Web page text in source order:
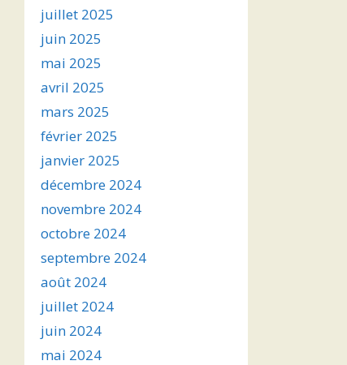
juillet 2025
juin 2025
mai 2025
avril 2025
mars 2025
février 2025
janvier 2025
décembre 2024
novembre 2024
octobre 2024
septembre 2024
août 2024
juillet 2024
juin 2024
mai 2024